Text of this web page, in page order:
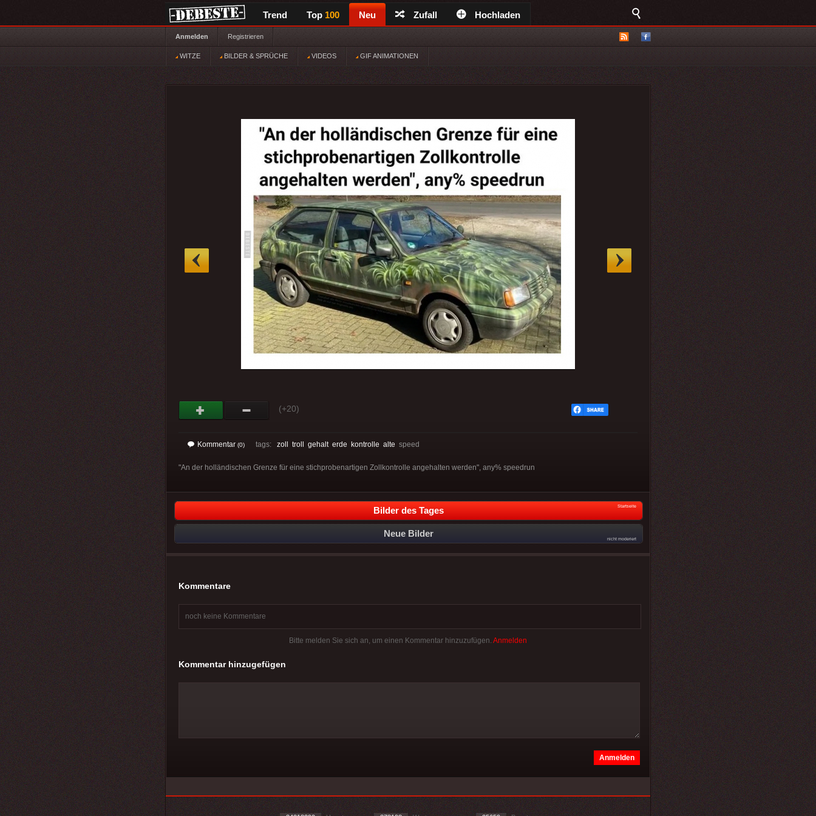
Trend Top 100 Neu Zufall Hochladen
Anmelden Registrieren
WITZE BILDER & SPRÜCHE VIDEOS GIF ANIMATIONEN
(+20)
Kommentar (0) tags: zoll troll gehalt erde kontrolle alte speed
"An der holländischen Grenze für eine stichprobenartigen Zollkontrolle angehalten werden", any% speedrun
Bilder des Tages Startseite
Neue Bilder
nicht moderiert
Kommentare
noch keine Kommentare
Bitte melden Sie sich an, um einen Kommentar hinzuzufügen. Anmelden
Kommentar hinzugefügen